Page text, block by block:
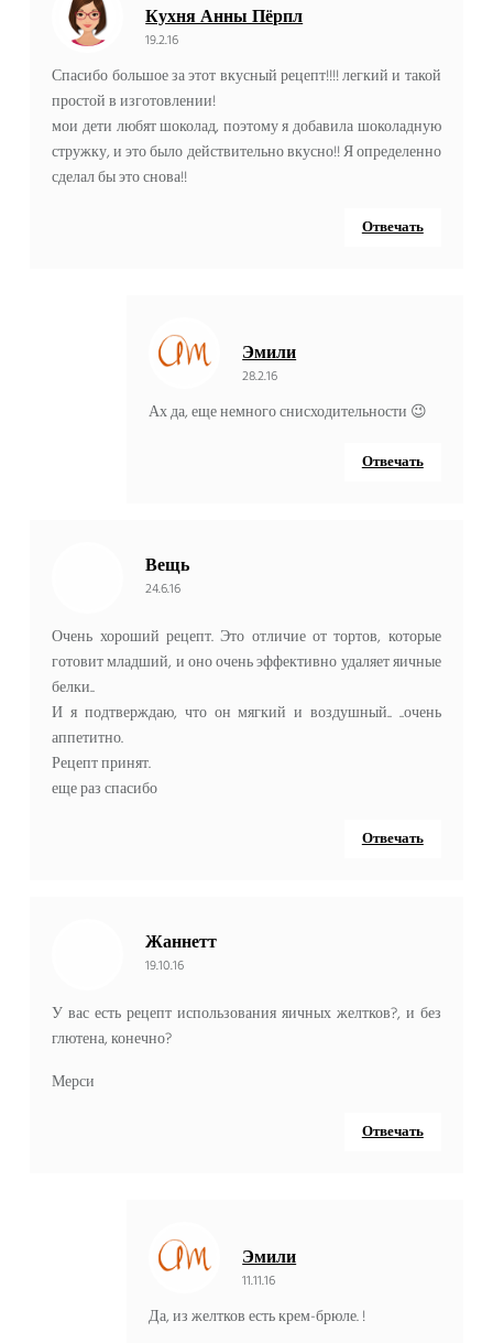
Кухня Анны Пёрпл
19.2.16
Спасибо большое за этот вкусный рецепт!!!! легкий и такой
простой в изготовлении!
мои дети любят шоколад, поэтому я добавила шоколадную
стружку, и это было действительно вкусно!! Я определенно
сделал бы это снова!!
Отвечать
Эмили
28.2.16
Ах да, еще немного снисходительности 😉
Отвечать
Вещь
24.6.16
Очень хороший рецепт. Это отличие от тортов, которые
готовит младший, и оно очень эффективно удаляет яичные
белки..
И я подтверждаю, что он мягкий и воздушный.. ..очень
аппетитно.
Рецепт принят.
еще раз спасибо
Отвечать
Жаннетт
19.10.16
У вас есть рецепт использования яичных желтков?, и без
глютена, конечно?
Мерси
Отвечать
Эмили
11.11.16
Да, из желтков есть крем-брюле. !